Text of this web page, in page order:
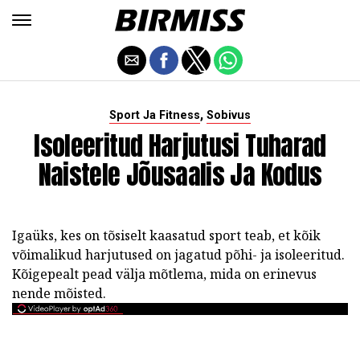
Sport Ja Fitness, Sobivus
Isoleeritud Harjutusi Tuharad
Naistele Jõusaalis Ja Kodus
Igaüks, kes on tõsiselt kaasatud sport teab, et kõik
võimalikud harjutused on jagatud põhi- ja isoleeritud.
Kõigepealt pead välja mõtlema, mida on erinevus
nende mõisted.